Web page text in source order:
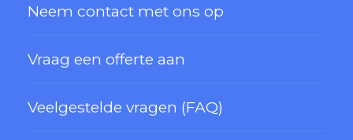
Neem contact met ons op
Vraag een offerte aan
Veelgestelde vragen (FAQ)